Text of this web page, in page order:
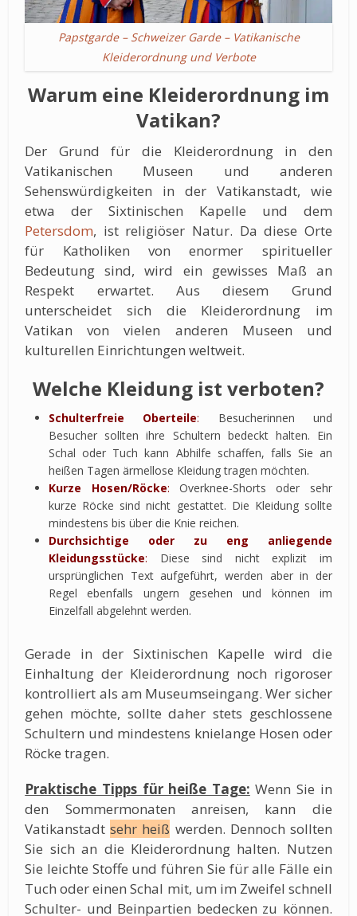
Papstgarde – Schweizer Garde – Vatikanische
Kleiderordnung und Verbote
Warum eine Kleiderordnung im
Vatikan?
Der Grund für die Kleiderordnung in den
Vatikanischen Museen und anderen
Sehenswürdigkeiten in der Vatikanstadt, wie
etwa der Sixtinischen Kapelle und dem
Petersdom, ist religiöser Natur. Da diese Orte
für Katholiken von enormer spiritueller
Bedeutung sind, wird ein gewisses Maß an
Respekt erwartet. Aus diesem Grund
unterscheidet sich die Kleiderordnung im
Vatikan von vielen anderen Museen und
kulturellen Einrichtungen weltweit.
Welche Kleidung ist verboten?
Schulterfreie Oberteile: Besucherinnen und
Besucher sollten ihre Schultern bedeckt halten. Ein
Schal oder Tuch kann Abhilfe schaffen, falls Sie an
heißen Tagen ärmellose Kleidung tragen möchten.
Kurze Hosen/Röcke: Overknee-Shorts oder sehr
kurze Röcke sind nicht gestattet. Die Kleidung sollte
mindestens bis über die Knie reichen.
Durchsichtige oder zu eng anliegende
Kleidungsstücke: Diese sind nicht explizit im
ursprünglichen Text aufgeführt, werden aber in der
Regel ebenfalls ungern gesehen und können im
Einzelfall abgelehnt werden.
Gerade in der Sixtinischen Kapelle wird die
Einhaltung der Kleiderordnung noch rigoroser
kontrolliert als am Museumseingang. Wer sicher
gehen möchte, sollte daher stets geschlossene
Schultern und mindestens knielange Hosen oder
Röcke tragen.
Praktische Tipps für heiße Tage: Wenn Sie in
den Sommermonaten anreisen, kann die
Vatikanstadtsehr heiß werden. Dennoch sollten
Sie sich an die Kleiderordnung halten. Nutzen
Sie leichte Stoffe und führen Sie für alle Fälle ein
Tuch oder einen Schal mit, um im Zweifel schnell
Schulter- und Beinpartien bedecken zu können.